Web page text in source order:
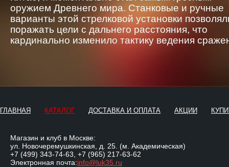
оружием Древнего мира. Станковые и ручные
варианты этой стрелковой установки
поражать цели с дальнего расстояния, что
кардинально изменило тактику ведения
ГЛАВНАЯ КАТАЛОГ ДОСТАВКА И ОПЛАТА АКЦИИ
Магазин и клуб в Москве:
ул. Новочеремушкинская, д. 25. (м. Академическая)
+7 (499) 343-74-63 +7 (965) 217-63-62
Электронная почта:info@luk35.ru